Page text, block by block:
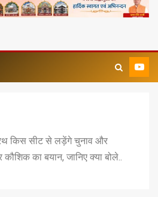
किस सीट से लड़ेंगे चुनाव और
का बयान, जानिए क्या बोले..